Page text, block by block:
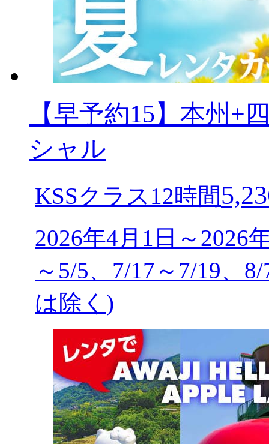
【早予約15】本州+
シャル
KSSクラス12時間
2026年4月1日～2026
～5/5、7/17～7/19、
は除く)